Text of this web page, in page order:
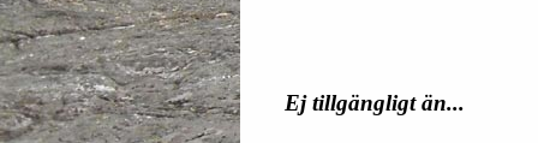
Ej tillgängligt än...